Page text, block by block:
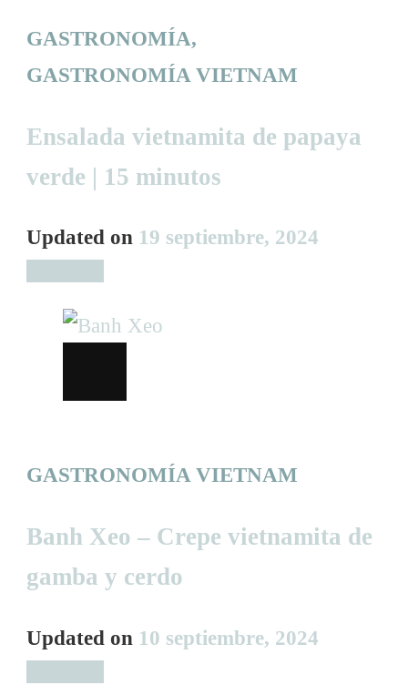
GASTRONOMÍA
GASTRONOMÍA VIETNAM
Ensalada vietnamita de papaya
verde | 15 minutos
Updated on 19 septiembre, 2024
GASTRONOMÍA VIETNAM
Banh Xeo – Crepe vietnamita de
gamba y cerdo
Updated on 10 septiembre, 2024